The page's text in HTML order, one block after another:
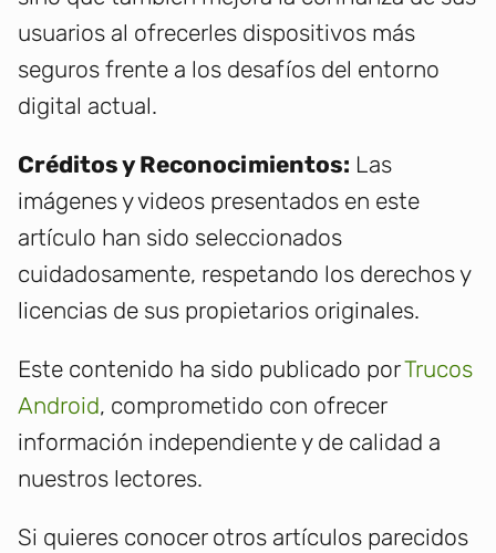
usuarios al ofrecerles dispositivos más
seguros frente a los desafíos del entorno
digital actual.
Créditos y Reconocimientos: Las
imágenes y videos presentados en este
artículo han sido seleccionados
cuidadosamente, respetando los derechos y
licencias de sus propietarios originales.
Este contenido ha sido publicado porTrucos
Android, comprometido con ofrecer
información independiente y de calidad a
nuestros lectores.
Si quieres conocer otros artículos parecidos